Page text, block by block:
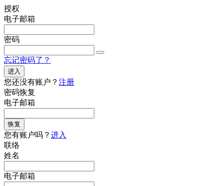
授权
电子邮箱
密码
忘记密码了？
进入
您还没有账户？ 注册
密码恢复
电子邮箱
恢复
您有账户吗？ 进入
联络
姓名
电子邮箱